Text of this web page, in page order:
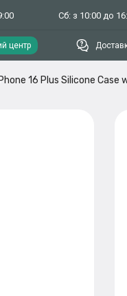
Сб: з 10:00 до
центр
16 Plus Silicone Case